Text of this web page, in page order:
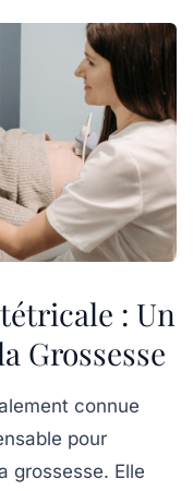
: Un
Grossesse
connue
pour
grossesse. Elle